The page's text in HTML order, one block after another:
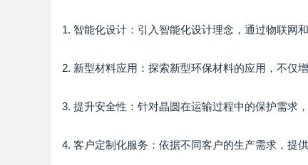
1. 智能化设计：引入智能化设计理念，通过物联网
2. 新型材料应用：探索新型环保材料的应用，不仅
3. 提升安全性：针对晶圆在运输过程中的保护需求
4. 客户定制化服务：依据不同客户的生产需求，提